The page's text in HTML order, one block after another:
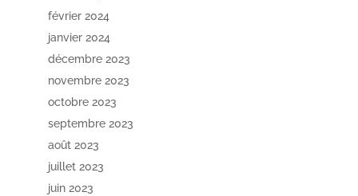
février 2024
janvier 2024
décembre 2023
novembre 2023
octobre 2023
septembre 2023
août 2023
juillet 2023
juin 2023